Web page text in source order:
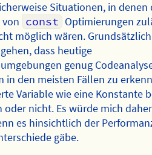
Situationen, in denen
const Optimierungen
möglich wären.
dass heutige
genug
in den meisten Fällen zu
Variable wie eine Konstante
oder nicht. Es würde mich daher
es hinsichtlich der
gäbe.